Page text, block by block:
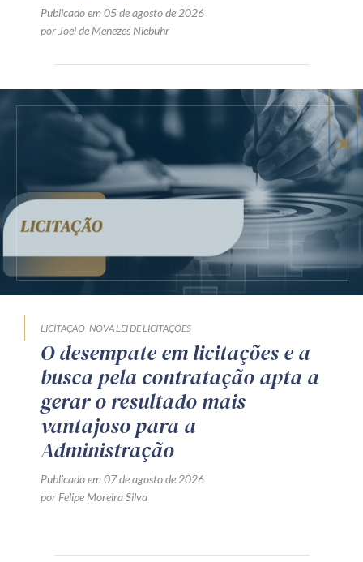
Publicado em 05 de agosto de 2026
por Joel de Menezes Niebuhr
LICITAÇÃO NOVA LEI DE LICITAÇÕES
O desempate em licitações e a
busca pela contratação apta a
gerar o resultado mais
vantajoso para a
Administração
Publicado em 07 de agosto de 2026
por Felipe Moreira Silva